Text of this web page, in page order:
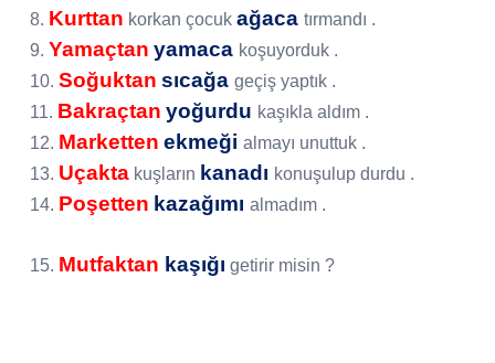
8. Kurttan korkan çocuk ağaca tırmandı .
9. Yamaçtan yamaca koşuyorduk .
10. Soğuktan sıcağa geçiş yaptık .
11. Bakraçtan yoğurdu kaşıkla aldım .
12. Marketten ekmeği almayı unuttuk .
13. Uçakta kuşların kanadı konuşulup durdu .
14. Poşetten kazağımı almadım .
15. Mutfaktan kaşığı getirir misin ?